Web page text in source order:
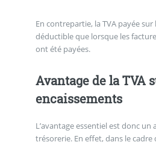
En contrepartie, la TVA payée sur
déductible que lorsque les
ont été payées.
Avantage de la TVA
encaissements
L’avantage essentiel est donc un
trésorerie. En effet, dans le cadre